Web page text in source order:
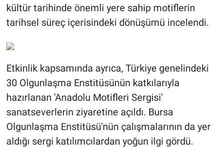
kültür tarihinde önemli yere sahip motiflerin
tarihsel süreç içerisindeki dönüşümü incelendi.
Etkinlik kapsamında ayrıca, Türkiye genelindeki
30 Olgunlaşma Enstitüsünün katkılarıyla
hazırlanan 'Anadolu Motifleri Sergisi'
sanatseverlerin ziyaretine açıldı. Bursa
Olgunlaşma Enstitüsü'nün çalışmalarının da yer
aldığı sergi katılımcılardan yoğun ilgi gördü.